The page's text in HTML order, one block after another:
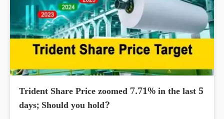
Trident Share Price zoomed 7.71% in the last 5
days; Should you hold?